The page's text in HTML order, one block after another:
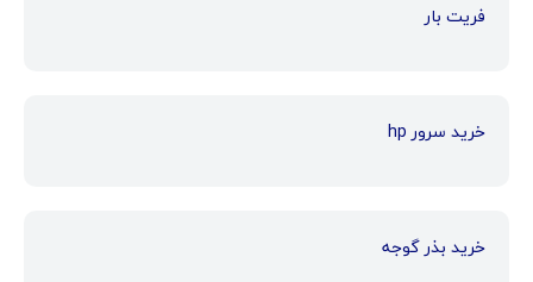
فریت بار
خرید سرور hp
خرید بذر گوجه